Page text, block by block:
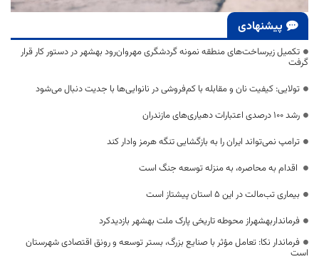
پیشنهادی
تکمیل زیرساخت‌های منطقه نمونه گردشگری مهروان‌رود بهشهر در دستور کار قرار
گرفت
تولایی: کیفیت نان و مقابله با کم‌فروشی در نانوایی‌ها با جدیت دنبال می‌شود
رشد ۱۰۰ درصدی اعتبارات دهیاری‌های مازندران
ترامپ نمی‌تواند ایران را به بازگشایی تنگه هرمز وادار کند
اقدام به محاصره، به منزله توسعه جنگ است
بیماری تب‌مالت در این ۵ استان پیشتاز است
فرمانداربهشهراز محوطه تاریخی پارک ملت بهشهر بازدیدکرد
فرماندار نکا: تعامل مؤثر با صنایع بزرگ، بستر توسعه و رونق اقتصادی شهرستان
است